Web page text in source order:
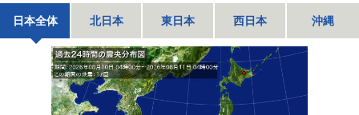
日本全体 北日本 東日本 西日本 沖縄